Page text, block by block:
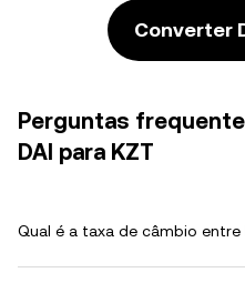
Converter
Perguntas
DAI para KZT
Qual é a taxa de câmbio entre